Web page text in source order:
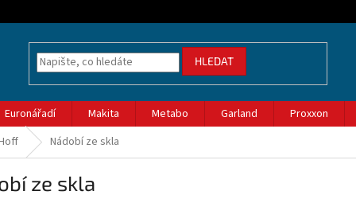
HLEDAT
Euronářadí Makita Metabo Garland Proxxon
Nádobí ze skla
ze skla